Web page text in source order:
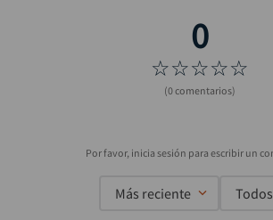
☆☆☆☆☆
(0 comentarios)
Más reciente Todos